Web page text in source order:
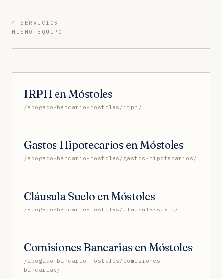
4 SERVICIOS
MISMO EQUIPO
IRPH en Móstoles
/abogado-bancario-mostoles/irph/
Gastos Hipotecarios en Móstoles
/abogado-bancario-mostoles/gastos-hipotecarios/
Cláusula Suelo en Móstoles
/abogado-bancario-mostoles/clausula-suelo/
Comisiones Bancarias en Móstoles
/abogado-bancario-mostoles/comisiones-
bancarias/